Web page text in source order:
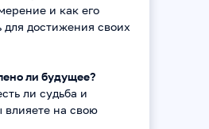
и как его
для достижения своих
ли будущее?
ли судьба и
влияете на свою